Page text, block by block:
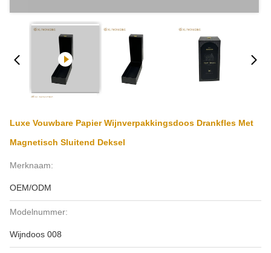
Luxe Vouwbare Papier Wijnverpakkingsdoos Drankfles Met
Magnetisch Sluitend Deksel
Merknaam:
OEM/ODM
Modelnummer:
Wijndoos 008